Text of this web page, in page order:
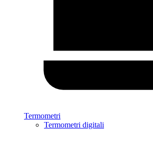
Termometri
Termometri digitali